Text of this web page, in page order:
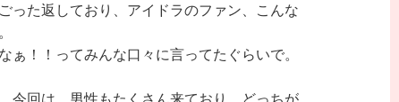
った返しており、アイドラのファン、こんな
！！ってみんな口々に言ってたぐらいで。